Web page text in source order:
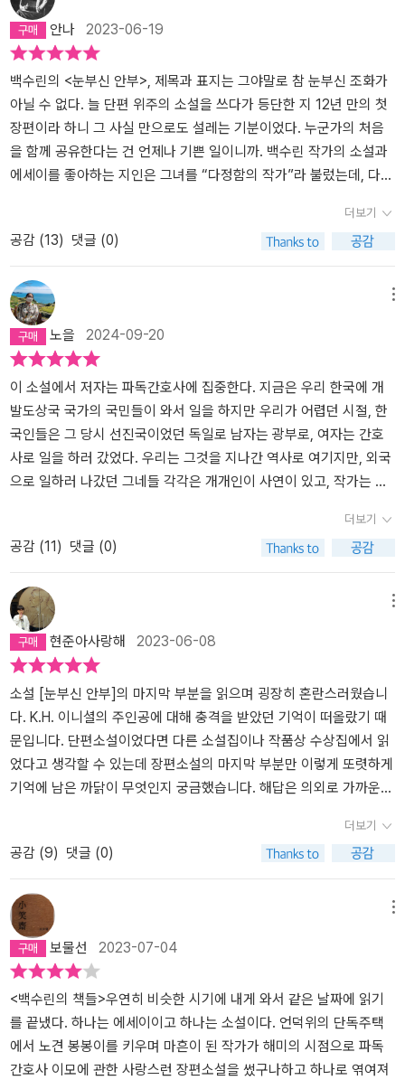
의 엄마 선자 이모의 첫사랑을 찾아달라고 한 것이다. 아픈 엄마에게
마지막 선물을 하고 싶은 한수의 부탁에 레나와 해미는 적극 동참한
다. 광부로 일하며 엄마와 결혼하고 이혼한 아빠가 아닌 한국에서부
터 시작된 엄마의 첫사랑. 단서는 ‘K.H’란 이니셜 하나다. 레나와 해미
는 선자 이모의 일기장을 몰래 읽으며 이모의 주변 사람들에게는 연
애 소설을 쓸 거라며 도움을 요청한다. 선자 이모의 첫사랑을 찾기 위
한 해미의 거짓말에 다른 이모들은 선자 이모에 대해 아는 걸 알려준
다. 선자 이모를 비롯해 이모들이 처음 독일에 왔던 이야기, 각자 독일
추장, 간장을 차에 싣고 이모들을 찾아온 파독 광부들. 그 안에서 단서
를 찾으려 온갖 추리를 하고 상상하는 하면서 해미는 레나와 한수와
즐거운 시간을 보낸다. 그러나 한국의 외환위기가 찾아오면서 해미는
한국으로 돌아온다. 엄마와 아빠의 별거는 끝났지만 여전히 불안한
기운이 감돌고 학교에 적응하기도 힘들다. 당연 한수와 레나와의 연
락도 끊기고 선자 이모의 첫사랑 찾기도 마찬가지다.어른이 되어 기
자 일을 하다 그만둔 해미는 우연히 사진작가 전시회에서 대학 동기
우재를 만나다. 고향인 제주도로 내려가 약국을 운영하는 우재와 소
소한 일상을 나눈다. 서울에 올 일이 있으면 만나 식사를 하고 시간을
보낸다. 우재는 오래전 해미가 이모에 대한 글을 쓰려고 한다는 기억
을 꺼낸다. 해미는 우재의 말에 독일 G시에서의 시간과 선자 이모와
한수를 떠올린다. 선자 이모의 죽음과 한수가 보낸 택배, 독일에서 걸
자 이모의 일기장을 상자에 넣어둔 채 잊고 있었다. 선자 이모를 위해
‘K.H’를 찾았다는 거짓말과 ‘K.H’인 척 편지를 보낸 사실까지. 해미는
다시 하나씩 이모의 일기장을 읽으면서 국회도서관에서 1970년대
독일로 건너간 간호사의 기록을 찾는다. 저마다의 이유로 독일로 온
사연, 취업과 돈을 벌기 위해 독일로 건너간 이들도 많았지만 선자 이
모는 아니었다. 선자 이모는 본인이 원해서 독일을 선택한 것이다. 해
미는 선자 이모의 고향인 인천과 다녔던 교회를 수소문하면서 ‘K.H’에
대한 단서를 찾는다. 그러다 이모가 문학잡지를 만들었다는 걸 알게
된다. 독일에서 처음 읽었을 때 그냥 지나친 문장이나 선자 이모의 감
정을 온전히 읽게 된다. 선자 이모가 일기장에 적어 두었던 루이제 린
저의 『생의 한가운데』 속 문장(아무것도 아직 결정되지 않았어. 우리
는 우리가 원하는 것이 될 수 있어.)의 의미를 말이다. 『눈부신 안부』
야기와 선자 이모의 첫사랑 찾기가 중요한 소설로 볼 수 있다. 하지만
내게는 상실과 슬픔을 어루만지고 조금씩 나아지는 과정을 보여주는
소설이었다. 어린 해미가 사고로 언니를 잃고 언니의 나이를 지나 어
른이 되면서 겪은 감정은 큰언니를 떠나보내고 언니의 나이를 지나
살고 있는 나와 겹쳐졌다. 선자 이모가 첫사랑과 이별하고 독일에서
지낸 시간도 다르지 않았을 것이다. 충분히 슬퍼하고 그리워하는 일,
그 모든 걸 나누며 곁을 지켜주는 이들이 있다는 것, 그래서 나아갈 수
있다는 것 말이다. 해미가 언니에게 전한 말처럼. 서툴다고 여기며 전
했던 그들의 안부와 위로가 이제 와 보니 얼마나 눈부시고 아름다운
지 알게 된다. “언니, 사람의 마음엔 대체 무슨 힘이 있어서 결국엔 자
꾸자꾸 나아지는 쪽으로 뻗어가?” (109쪽)백수린은 여전히 고요하
000원을 받았단다.순전히 적립금을 채우기 위해서골랐던 책인데, 정
말 재미있게 잘 읽었고, 백수린이라는 작가를새로 알게 되어 너무 좋
았단다. <눈부신 안부>는 12년만에 낸 첫 장편소설이라고 하는데, 첫
시작이 무척 좋더구나. 백수린이라는 작가의 작품도 계속 눈여겨봐야
겠다고 생각하게 만든 소설이었어. 소설은액자식 구성으로 두 가지
이야기가 오가며 진행되는데, 주된 이야기는 독일에서부터 시작되어
몇 십 년쭉 이어지는 이야기란다. 자, 그럼 이 소설에 대한 이야기를
해볼게. 1.주인공 이해미는 기자로 일하다가한 달 전에 그만두었어.
났어. 친구이긴 하지만 일반적인 남자 사람 친구보다는 조금 가깝고
애인보다는 먼 그런 사이였단다. 사랑과 우정 사이라고 할까. 하지만
우재가 군대를 가고 나서 연락이조금씩 뜸해졌고, 졸업 후에는 거의
얼굴을 보지 않는 되었어. 선후배나동기들의 결혼식에서 잠깐 얼굴
보는 사이가 되었어. 마지막으로 얼굴을 본 것도 한참 전이었단다. 그
런데 정말 오랜만에 우연히 전시회에서 만나게 된 거지. 둘은 카페에
서커피를 마시며 서로의 안부를 전했지. 이야기를 하다 보니 지금은
모두 싱글이었어. 겉으로는 이야기하지 않았지만 속으로는 옛 감정도
조금씩 일어나지 않았을까.해미는 한 달 전에 기자를 그만두고 본격
적으로 작가를 준비하고 있었고, 우재는 고향인 제주도에 가서 약국
을 차릴 준비를 하고 있었단다. 둘은 옛추억을 이야기하다가 우재는
해미도 기억하지 못하는 이야기를 꺼냈어. 해미가대학 시절에 이야기
미는 전혀 기억에없었지만, 작가를 준비하고 있던 해미는 이모의 이
야기를 써볼까? 하는생각을 하게 되었어.….해미는 세 자매였는데 서
울로이사 오게 되었어. 그런데 서울에 이사온 지 얼마 안되어 해미의
언니 해리가 그만 가스폭발 사고로 죽고말았단다. 당시 해리는 중학
생의 어린 나이였고, 가스폭발사고가난 지점은 평상시 해리가 다니지
않는 길이라서 부모님들은 더욱 이 사고를 믿을 수 없었고, 해리에게
왜 그 길을 갔냐고 물어볼 수도 없었어. 이미 별이 되었으니… 이가스
폭발사고가 1994년에 일어났는데, 소설 속에서 동네이름은 나오지
않지만 실제로 있었던 아현동 가스폭발사고를 모티브를 한 것 같구
나. 서울 도심 한 복판에서그런 가스폭발사고로 많은 사람들이 죽을
수 있다는 사실에 무척 놀랬던 기억이 아빠도 아직 있단다.아무튼 그
렇게 해리가 죽고 집안분위기는 무척 안 좋아졌어. 엄마와 아빠 사이
어. 엄마도 서울에서 살고 있는 것이 하루하루가 고통이었어. 그래서
엄마는 해미와 동생 해나를 데리고 독일로 유학 가기로 했단다. 가스
폭발사고를아는 사람이 없는 곳에서 살면서 공부를 하다 보면 잊혀질
수 있을 거라 생각했겠지. 그래서 해미는 1995년 13살 때 엄마와 해
나와 함께 독일로 갔단다. 왜 독일이냐면, 해미의 이모가 독일에 살고
계셨거든. 2.독일에 도착해서 이모와 만나고자리를 잡을 동안 이모와
함께 생활했어. 이모는 의사로 일하셨는데, 처음부터의사는 아니었
고, 간호사로 일하다가 의사가 되셨단다. 1970년대우리나라는 우리
나라의 젊은 노동력을 해외에 보내면서 외화벌이를 했단다. 그 중에
대표적인 것이 독일로보낸 광부와 간호사였단다. 당시 독일에서는 광
부와 간호사라는 직업을 꺼렸기 때문에 그 부족 인원을 우리나라광부
안나 2023-06-19
백수린의 <눈부신 안부>, 제목과 표지는 그야말로 참 눈부신 조화가
아닐 수 없다. 늘 단편 위주의 소설을 쓰다가 등단한 지 12년 만의 첫
장편이라 하니 그 사실 만으로도 설레는 기분이었다. 누군가의 처음
을 함께 공유한다는 건 언제나 기쁜 일이니까. 백수린 작가의 소설과
에세이를 좋아하는 지인은 그녀를 “다정함의 작가”라 불렀는데, 다정
어쩌면 자연스러운 반응이겠다. ​책을 시작하기 전에 먼저 제목의 “안
부”에 시선이 한참 머물렀다. 안부, 누군가의 평안과 근황을 궁금해하
며 마음을 쓰는 일. 그래서 안부에는 그렇게 기분 좋은 수식어가 많이
붙나 보다. 다정한 안부, 따뜻한 안부, 반가운 안부… 그중에서도 제일
좋은 안부는 기다리는지도 모르게 기다리고 있던 당신의 안부가 아닐
까. 거기까지 생각이 닿았을 때, 갑자기 기분이 좋아지면서 미소가 지
어졌던 이유는 우리는 각자, 누군가의 “당신”이라는 것. 문득, 내 안부
를 기다리는 사람의 당신이 되어 다정한 안부를 전하고 싶다는 생각
이 들었다. 그래서, 그이에게 내 안부가 눈부신 안부처럼 도착하기를
바라는 마음. 그렇다면 백수린의 <눈부신 안부>는 과연 누구에게 도
착하는 안부일까. 그리고 어떤 색깔의 안부일까. 표지처럼 정말 쨍하
게 파란 빛깔의 안부일까. 궁금증은 더 커져만 갔고 읽을수록 이야기
이었다.​소설을 읽는 여러 이유가 있겠지만 나에게 소설 읽기란 사람
을 깊이 이해하기 위한 것과 내가 경험해 보지 못한 삶에 대한 이해가
되겠다. 하지만 그것으로 끝난다면 그저 읽기에 지나지 않겠지만 소
설을 통해 만난 사람들과 환경에 대한 이해와 깨달음을 내 삶에서 녹
여내는 것, 그것이 소설을 읽은 나에게 주어진 내 삶의 과제가 되는 것
이다. <눈부신 안부>는 내가 접해보지 못한 참사 유가족의 삶과 독일
파견 간호 노동자의 삶이 등장하는데 주인공 해미의 눈으로 그들의
삶을 가까이에서 들여다볼 수 있어서 참 특별한 시간이었다. 파독 간
호사(책의 표현) 중에는 가족들을 부양하기 위해 떠난 사람도 있지만
자유를 찾아서, 그리고 좋아하는 루이제 린저의 <생의 한가운데>에
깊은 영향을 받아 설레는 마음으로 독일에 간 사람도 있었음을 이번
기회가 아니었다면 어떻게 알 수 있었을까. 지금까지 한 가지 사건의
산 것은 아닐까 돌아보게 되었다. '게으른 사람들은 자기가 알지 못하
는 걸 배우려고 하는 대신 자기가 아는 단 한 가지 색깔로 모르는 것까
지 똑같이 칠해버리려 하거든.' (106쪽)​열두 살이 되던 해에 가스 폭
발 사고로 언니를 잃은 해미는 그 사건을 통해 사이가 멀어진 부모님
이 잠시 떨어져 있게 되면서 독일로 유학을 떠나는 엄마를 따라 동생
해나와 함께 가게 된다. 그곳에서 친이모인 행자 이모를 만나게 되면
서 파독 간호사로 고국을 떠났던 마리아 이모, 선자 이모 등 여러 이모
를 만나게 되고 그녀들의 딸과 아들인 레나, 한수와 친하게 지내게 되
면서 언니를 잃은 아픔과 죄책감의 슬픔에서 조금씩 벗어나게 된다.
그리고, 암에 걸린 선자 이모의 첫사랑을 찾아주기 위해 그녀의 아들
한수는 해미, 레나에게 도움을 요청하게 되고 그들은 선자 이모의 일
더보기
공감 (13) 댓글 (0)
노을 2024-09-20
이 소설에서 저자는 파독간호사에 집중한다. 지금은 우리 한국에 개
발도상국 국가의 국민들이 와서 일을 하지만 우리가 어렵던 시절, 한
국인들은 그 당시 선진국이었던 독일로 남자는 광부로, 여자는 간호
사로 일을 하러 갔었다. 우리는 그것을 지나간 역사로 여기지만, 외국
으로 일하러 나갔던 그네들 각각은 개개인이 사연이 있고, 작가는 이
동생과 함께 파독간호사로 독일로 갔던 이모가 사는 독일로 가면서
시작된다. 그곳에서 해미는 다른 파독간호사들의 사연을 접하게 되
고, 그 이모들의 품에서 서서히 상처를 치유해간다. 그 때 뇌종양에 걸
린 선자이모의 첫사랑을 찾는 미션을 친구와 함께 수행하게 되면서
이모들의 삶에 점차 접근해가게 된다.이 소설에서 선자 이모의 삶은 1
0대의 해미의 시점에서 한 번 읽혀지고, 성인이 된 후 해미의 시점에
서 다시 읽혀진다. 해미의 성장과 치유와 더불어 선자 이모의 진정한
첫사랑과 그 사랑이 상실되는 이유까지, 아마도 해미가 성장했기에
이해할 수 있었던 사연들이 아름답게 그려진다. 차분하게 그려지는
서사 속에서의 성장과 치유. 아름답다는 말이 결코 모자라지 않는 소
설이다.
더보기
공감 (11) 댓글 (0)
현준아사랑해 2023-06-08
소설 [눈부신 안부]의 마지막 부분을 읽으며 굉장히 혼란스러웠습니
다. K.H. 이니셜의 주인공에 대해 충격을 받았던 기억이 떠올랐기 때
문입니다. 단편소설이었다면 다른 소설집이나 작품상 수상집에서 읽
었다고 생각할 수 있는데 장편소설의 마지막 부분만 이렇게 또렷하게
기억에 남은 까닭이 무엇인지 궁금했습니다. 해답은 의외로 가까운
간 문학동네]에 연재하던 소설이라는 글을 발견하자마자 정말 거짓말
처럼 계간지에 연재 된 이 소설의 완결편이 어느 위치에 실려져 있었
는지까지 기억이 났습니다. 열세 살이 된 겨울부터 열다섯 살이 된 겨
울까지 독일에서 살다 다시 귀국해야만 했던 해미의 눈으로 쓰여진
과거의 이야기와 어느 날 우연히 헝가리 출신 사진작가의 전시회장에
서 10여 년 만에 재회하게 된 우재와의 현재의 만남이 너무나 자연스
럽게 교차하며 소설은 아픈 과거의 시간으로, 잊고 있던 추억속으로,
놓치고 있던 인연의 그 단단하고도 찬란한 계절로 우리를 초대합니
다. 해미는 기자 생활을 하다 퇴사를 했습니다. 이사와 전학과 사고와
독일로의 떠남과 다시 돌아와 힘들었던 시간을 겪은 해미가 10여 년
전 대학에 막 입학해 한적해 보이는 문학 동아리에서 들어가 처음 만
더보기
공감 (9) 댓글 (0)
보물선 2023-07-04
<백수린의 책들>우연히 비슷한 시기에 내게 와서 같은 날짜에 읽기
를 끝냈다. 하나는 에세이이고 하나는 소설이다. 언덕위의 단독주택
에서 노견 봉봉이를 키우며 마흔이 된 작가가 해미의 시점으로 파독
간호사 이모에 관한 사랑스런 장편소설을 썼구나하고 하나로 엮여져